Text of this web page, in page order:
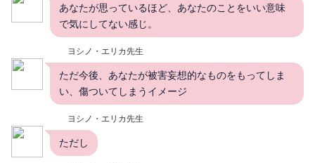
あなたが思っているほど、あなたのことをいい意味
で気にしてない感じ。
ヨシノ・エリカ先生
ただ今後、あなたが被害妄想的なものをもってしま
い、傷ついてしまうイメージ
ヨシノ・エリカ先生
ただし